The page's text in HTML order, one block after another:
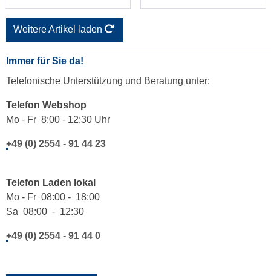
Weitere Artikel laden
Immer für Sie da!
Telefonische Unterstützung und Beratung unter:
Telefon Webshop
Mo - Fr 8:00 - 12:30 Uhr
+49 (0) 2554 - 91 44 23
Telefon Laden lokal
Mo - Fr 08:00 - 18:00
Sa 08:00 - 12:30
+49 (0) 2554 - 91 44 0